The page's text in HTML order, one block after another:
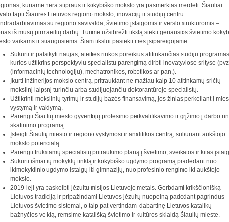
kuriame nėra stipraus ir kokybiško mokslo yra pasmerktas merdėti. Šiauliai
tapti Šiaurės Lietuvos regiono mokslo, inovacijų ir studijų centru.
su regiono savivalda, švietimo įstaigomis ir verslo struktūromis –
iš mūsų pirmaeilių darbų. Turime užsibrėžti tikslą siekti geriausios švietimo
vaikams ir suaugusiems. Šiam tikslui pasiekti mes įsipareigojame:
Sukurti ir palaikyti naujas, ateities rinkos poreikius atitinkančias studijų
kurios užtikrins perspektyvių specialistų parengimą dirbti inovatyviose srityse
(informacinių technologijų), mechatronikos, robotikos ar pan.).
Įkurti inžinerijos mokslo centrą, pritraukiant ne mažiau kaip 10 atitinkamų sričių
mokslinį laipsnį turinčių arba studijuojančių doktorantūroje specialistų.
Užtikrinti mokslinių tyrimų ir studijų bazės finansavimą, jos žinias perkeliant į
vystymą ir valdymą.
Parengti Šiaulių miesto gyventojų profesinio perkvalifikavimo ir grįžimo į darbo
skatinimo programą.
Įsteigti Šiaulių miesto ir regiono vystymosi ir analitikos centrą, suburiant aukštojo
mokslo potencialą.
Parengti trūkstamų specialistų pritraukimo planą į švietimo, sveikatos ir kitas
Sukurti išmanių mokyklų tinklą ir kokybiško ugdymo programą pradedant nuo
ikimokyklinio ugdymo įstaigų iki gimnazijų, nuo profesinio rengimo iki aukštojo
mokslo.
2019-ieji yra paskelbti jėzuitų misijos Lietuvoje metais. Gerbdami krikščionišką
Lietuvos tradiciją ir pripažindami Lietuvos jėzuitų nuopelną padedant pagrindus
Lietuvos švietimo sistemai, o taip pat vertindami dabartinę Lietuvos katalikų
bažnyčios veiklą, remsime katališką švietimo ir kultūros sklaidą Šiaulių mieste.